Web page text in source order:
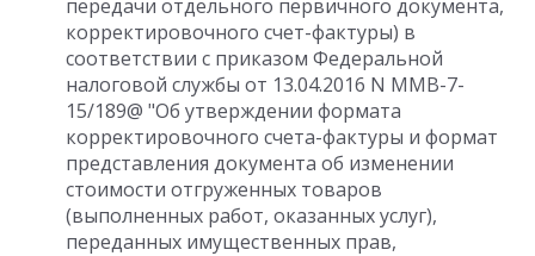
передачи отдельного первичного документа,
корректировочного счет-фактуры) в
соответствии с приказом Федеральной
налоговой службы от 13.04.2016 N ММВ-7-
15/189@ "Об утверждении формата
корректировочного счета-фактуры и формат
представления документа об изменении
стоимости отгруженных товаров
(выполненных работ, оказанных услуг),
переданных имущественных прав,